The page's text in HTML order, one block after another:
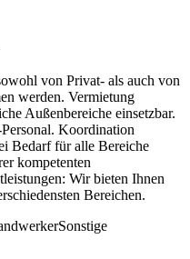
von Privat- als auch von
werden. Vermietung
Außenbereiche einsetzbar.
Koordination
Bedarf für alle Bereiche
kompetenten
Wir bieten Ihnen
Bereichen.
Sonstige